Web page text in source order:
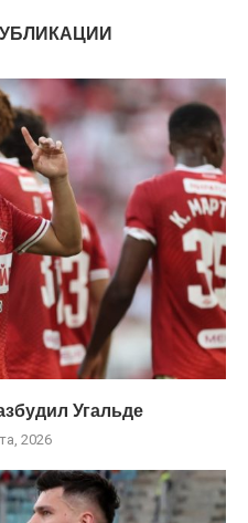
Угальде
2026